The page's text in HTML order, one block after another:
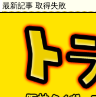
最新記事 取得失敗